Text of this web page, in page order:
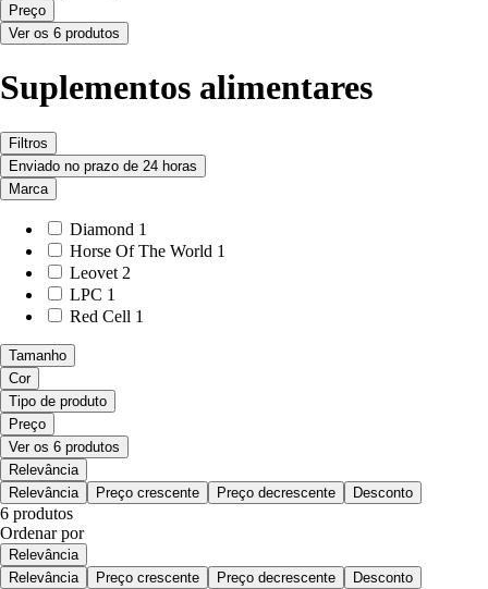
Preço
Ver os 6 produtos
Suplementos alimentares
Filtros
Enviado no prazo de 24 horas
Marca
Diamond 1
Horse Of The World 1
Leovet 2
LPC 1
Red Cell 1
Tamanho
Cor
Tipo de produto
Preço
Ver os 6 produtos
Relevância
Relevância
Preço crescente Preço decrescente Desconto
6 produtos
Ordenar por
Relevância
Relevância
Preço crescente Preço decrescente Desconto